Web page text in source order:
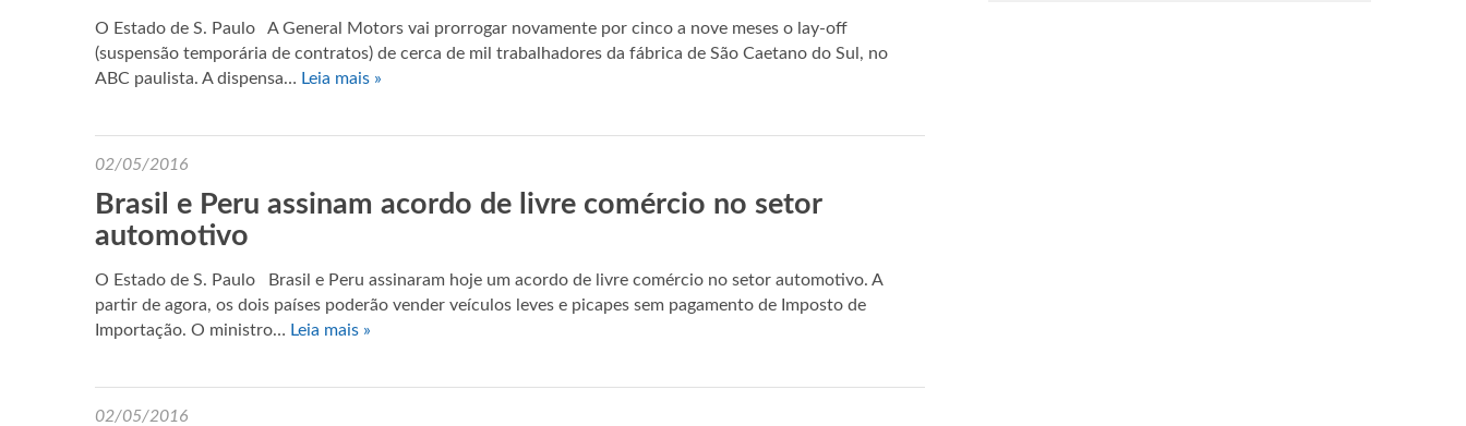
O Estado de S. Paulo A General Motors vai prorrogar novamente por cinco a nove meses o lay-­off
(suspensão temporária de contratos) de cerca de mil trabalhadores da fábrica de São Caetano do Sul, no
ABC paulista. A dispensa… Leia mais »
02/05/2016
Brasil e Peru assinam acordo de livre comércio no setor
automotivo
O Estado de S. Paulo Brasil e Peru assinaram hoje um acordo de livre comércio no setor automotivo. A
partir de agora, os dois países poderão vender veículos leves e picapes sem pagamento de Imposto de
Importação. O ministro… Leia mais »
02/05/2016